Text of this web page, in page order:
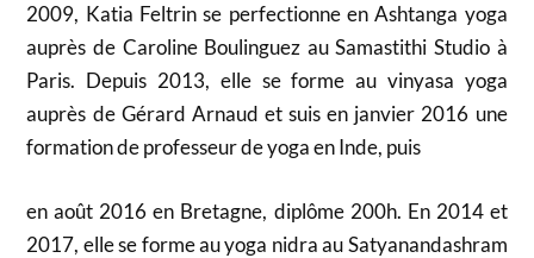
2009, Katia Feltrin se perfectionne en Ashtanga yoga
auprès de Caroline Boulinguez au Samastithi Studio à
Paris. Depuis 2013, elle se forme au vinyasa yoga
auprès de Gérard Arnaud et suis en janvier 2016 une
formation de professeur de yoga en Inde, puis
en août 2016 en Bretagne, diplôme 200h. En 2014 et
2017, elle se forme au yoga nidra au Satyanandashram